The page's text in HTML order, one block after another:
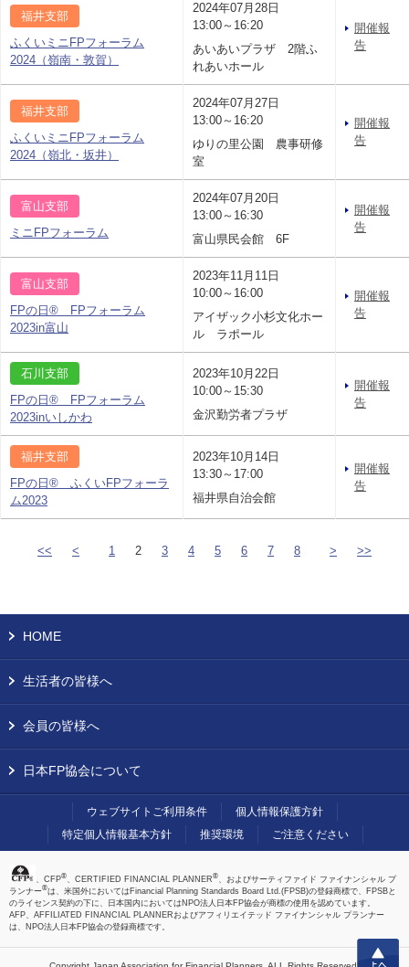
福井支部
ふくいミニFPフォーラム
2024（嶺南・敦賀）
2024年07月28日
13:00～16:20
あいあいプラザ 2階ふ
れあいホール
開催報
告
福井支部
ふくいミニFPフォーラム
2024（嶺北・坂井）
2024年07月27日
13:00～16:20
ゆりの里公園 農事研修
室
開催報
告
富山支部
ミニFPフォーラム
2024年07月20日
13:00～16:30
富山県民会館 6F
開催報
告
富山支部
FPの日® FPフォーラム
2023in富山
2023年11月11日
10:00～16:00
アイザック小杉文化ホー
ル ラポール
開催報
告
石川支部
FPの日® FPフォーラム
2023inいしかわ
2023年10月22日
10:00～15:30
金沢勤労者プラザ
開催報
告
福井支部
FPの日® ふくいFPフォーラ
ム2023
2023年10月14日
13:30～17:00
福井県自治会館
開催報
告
<< < 1 2 3 4 5 6 7 8 > >>
上へ
HOME
生活者の皆様へ
会員の皆様へ
日本FP協会について
ウェブサイトご利用条件
個人情報保護方針
特定個人情報基本方針
推奨環境 ご注意ください
、CFP®、CERTIFIED FINANCIAL PLANNER®、およびサーティファイド ファイナンシャル プ
ランナー®は、米国外においてはFinancial Planning Standards Board Ltd.(FPSB)の登録商標で、FPSBと
のライセンス契約の下に、日本国内においてはNPO法人日本FP協会が商標の使用を認めています。
AFP、AFFILIATED FINANCIAL PLANNERおよびアフィリエイテッド ファイナンシャル プランナー
は、NPO法人日本FP協会の登録商標です。